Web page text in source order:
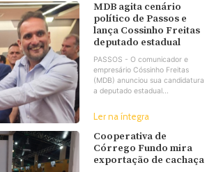
MDB agita cenário
político de Passos e
lança Cossinho Freitas
deputado estadual
PASSOS - O comunicador e
empresário Cóssinho Freitas
(MDB) anunciou sua candidatura
a deputado estadual...
Ler na íntegra
Cooperativa de
Córrego Fundo mira
exportação de cachaça